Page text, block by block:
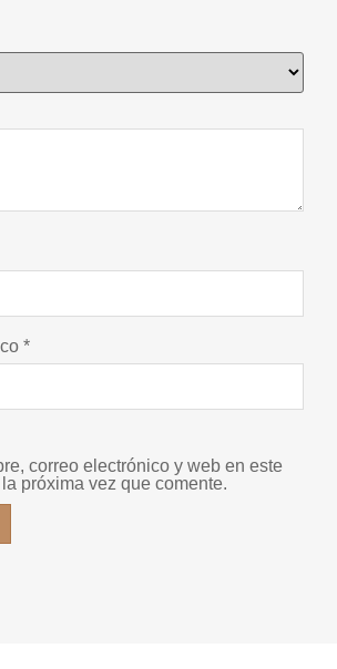
*
correo electrónico y web en este
próxima vez que comente.